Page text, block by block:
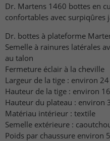
Dr. Martens 1460 bottes en
confortables avec surpiqûres
Dr. bottes à plateforme
Semelle à rainures latérales
au talon
Fermeture éclair à la cheville
Largeur de la tige : environ
Hauteur de la tige : environ
Hauteur du plateau : environ
Matériau intérieur : textile
Semelle extérieure :
Poids par chaussure environ